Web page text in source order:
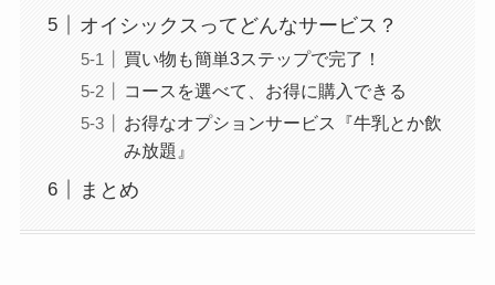
オイシックスってどんなサービス？
買い物も簡単3ステップで完了！
コースを選べて、お得に購入できる
お得なオプションサービス『牛乳とか飲
み放題』
まとめ